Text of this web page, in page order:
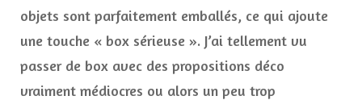
objets sont parfaitement emballés, ce qui ajoute
une touche « box sérieuse ». J’ai tellement vu
passer de box avec des propositions déco
vraiment médiocres ou alors un peu trop